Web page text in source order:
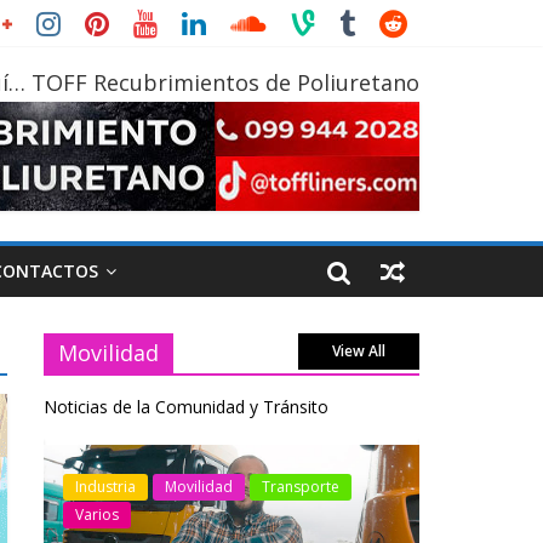
TOFF Recubrimientos de Poliuretano
Movilidad View All
Noticias de la Comunidad y Tránsito
Industria Movilidad
Transporte
Varios